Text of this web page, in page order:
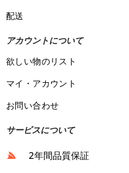
配送
アカウントについて
欲しい物のリスト
マイ・アカウント
お問い合わせ
サービスについて
2年間品質保証